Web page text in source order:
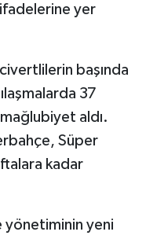
yer
başında
37
aldı.
Süper
kadar
yönetiminin yeni